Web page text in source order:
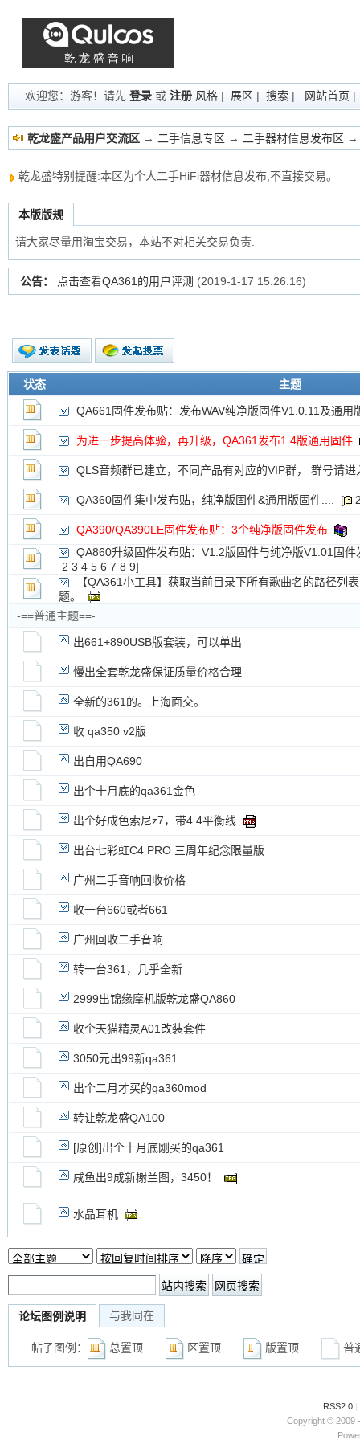
欢迎您：游客！请先 登录 或 注册 风格 | 展区 | 搜索 | 网站首页
乾龙盛产品用户交流区 → 二手信息专区 → 二手器材信息发布区 →
乾龙盛特别提醒:本区为个人二手HiFi器材信息发布,不直接交易。
本版版规
请大家尽量用淘宝交易，本站不对相关交易负责.
公告： 点击查看QA361的用户评测 (2019-1-17 15:26:16)
新的主题
投票帖
交易帖
状态 主题
QA661固件发布贴：发布WAV纯净版固件V1.0.11及通用
为进一步提高体验，再升级，QA361发布1.4版通用固件
QLS音频群已建立，不同产品有对应的VIP群， 群号请进
QA360固件集中发布贴，纯净版固件&通用版固件.... [
QA390/QA390LE固件发布贴：3个纯净版固件发布
QA860升级固件发布贴：V1.2版固件与纯净版V1.01固
2 3 4 5 6 7 8 9]
【QA361小工具】获取当前目录下所有歌曲名的路径列
题。
-==普通主题==-
出661+890USB版套装，可以单出
慢出全套乾龙盛保证质量价格合理
全新的361的。上海面交。
收 qa350 v2版
出自用QA690
出个十月底的qa361金色
出个好成色索尼z7，带4.4平衡线
出台七彩虹C4 PRO 三周年纪念限量版
广州二手音响回收价格
收一台660或者661
广州回收二手音响
转一台361，几乎全新
2999出锦缘摩机版乾龙盛QA860
收个天猫精灵A01改装套件
3050元出99新qa361
出个二月才买的qa360mod
转让乾龙盛QA100
[原创]出个十月底刚买的qa361
咸鱼出9成新榭兰图，3450！
水晶耳机
论坛图例说明 与我同在
帖子图例： 总置顶 区置顶 版置顶
RSS2.0 |
Copyright © 2009